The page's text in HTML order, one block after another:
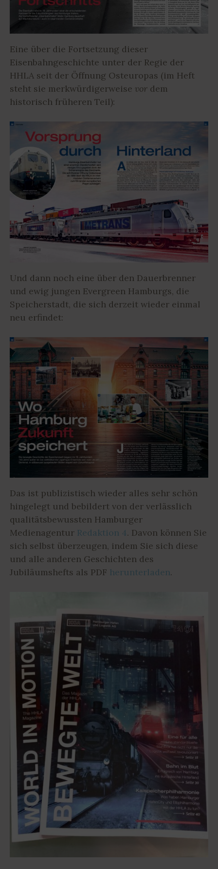
Eine über die Fortsetzung dieser
Eisenbahngeschichte unter der Regie der
HHLA seit der Öffnung Osteuropas (im Heft
steht sie merkwürdigerweise vor dem
historisch früheren Teil):
Und dann noch eine über den Dauerbrenner
und ewig jungen Evergreen Hamburgs, die
Speicherstadt, die sich derzeit wieder einmal
neu erfindet:
Das ist publizistisch wieder alles sehr schön
hingelegt und bebildert von der verlässlich
qualitätsbewussten Hamburger
Medienagentur Redaktion 4. Davon können Sie
sich selbst überzeugen, indem Sie sich diese
und alle anderen Geschichten des
Jubiläumshefts als PDF herunterladen.